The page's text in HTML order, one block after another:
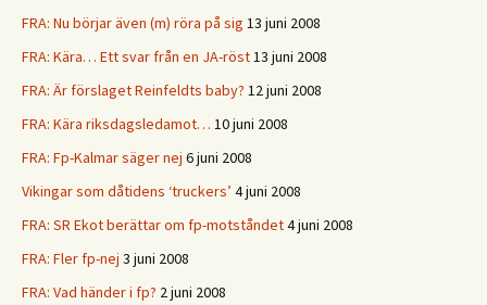
FRA: Nu börjar även (m) röra på sig 13 juni 2008
FRA: Kära… Ett svar från en JA-röst13 juni 2008
FRA: Är förslaget Reinfeldts baby? 12 juni 2008
FRA: Kära riksdagsledamot… 10 juni 2008
FRA: Fp-Kalmar säger nej 6 juni 2008
Vikingar som dåtidens ‘truckers’ 4 juni 2008
FRA: SR Ekot berättar om fp-motståndet4 juni 2008
FRA: Fler fp-nej 3 juni 2008
FRA: Vad händer i fp? 2 juni 2008